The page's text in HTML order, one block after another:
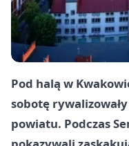
Pod halą w
sobotę
powiatu. Podczas